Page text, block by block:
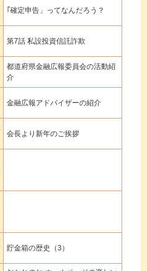
｢確定申告」ってなんだろう？
第7話 私設投資信託詐欺
都道府県金融広報委員会の活動紹
介
金融広報アドバイザーの紹介
会長より新年のご挨拶
貯金箱の歴史（3）